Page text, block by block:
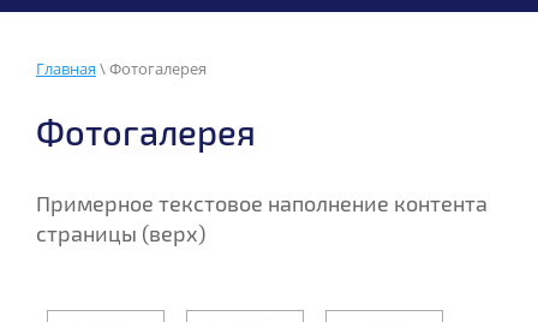
Главная \ Фотогалерея
Фотогалерея
Примерное текстовое наполнение контента
страницы (верх)